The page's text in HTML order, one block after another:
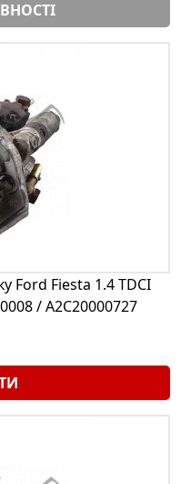
Ford Fiesta 1.4 TDCI
/ A2C20000727